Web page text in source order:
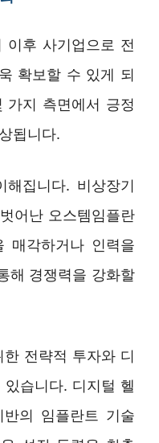
이후 사기업으로 전
확보할 수 있게 되
가지 측면에서 긍정
됩니다.
집니다. 비상장기
어난 오스템임플란
매각하거나 인력을
해 경쟁력을 강화할
전략적 투자와 디
습니다. 디지털 헬
의 임플란트 기술